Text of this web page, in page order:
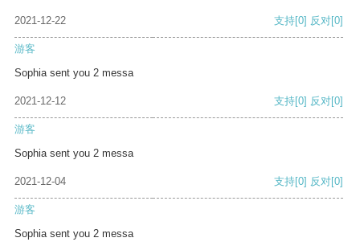
2021-12-22 支持[0] 反对[0]
游客
Sophia sent you 2 messa
2021-12-12 支持[0] 反对[0]
游客
Sophia sent you 2 messa
2021-12-04 支持[0] 反对[0]
游客
Sophia sent you 2 messa